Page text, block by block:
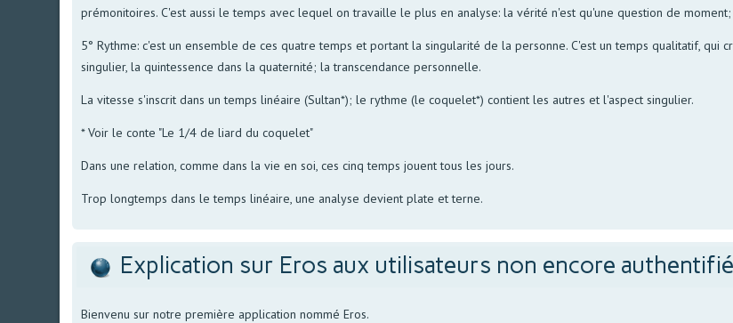
prémonitoires. C'est aussi le temps avec lequel on travaille le plus en analyse: la vérité n'est qu'une question de
5° Rythme: c'est un ensemble de ces quatre temps et portant la singularité de la personne. C'est un temps qualitatif, qui
singulier, la quintessence dans la quaternité; la transcendance personnelle.
La vitesse s'inscrit dans un temps linéaire (Sultan*); le rythme (le coquelet*) contient les autres et l'aspect singulier.
* Voir le conte "Le 1/4 de liard du coquelet"
Dans une relation, comme dans la vie en soi, ces cinq temps jouent tous les jours.
Trop longtemps dans le temps linéaire, une analyse devient plate et terne.
Explication sur Eros aux utilisateurs non encore
Bienvenu sur notre première application nommé Eros.